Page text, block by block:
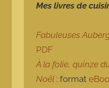
Mes livres de
Fabuleuses
PDF
À la folie, quinze
Noël : format